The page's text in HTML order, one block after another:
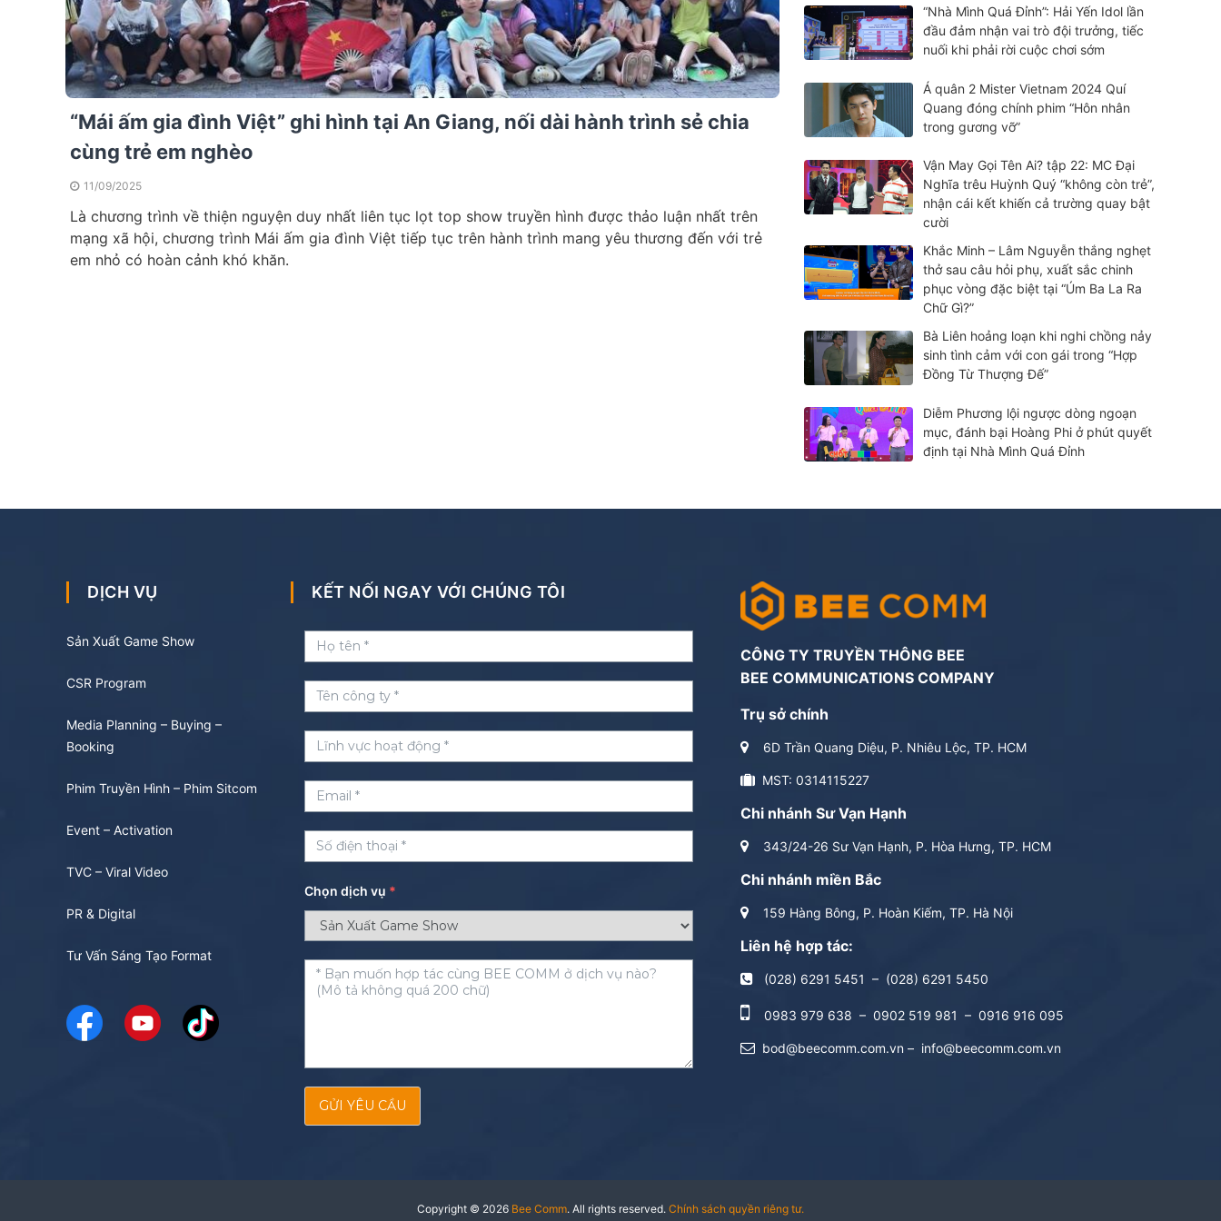
“Mái ấm gia đình Việt” ghi hình tại An Giang, nối dài hành trình sẻ chia
cùng trẻ em nghèo
11/09/2025
Là chương trình về thiện nguyện duy nhất liên tục lọt top show truyền hình được thảo luận nhất trên
mạng xã hội, chương trình Mái ấm gia đình Việt tiếp tục trên hành trình mang yêu thương đến với trẻ
em nhỏ có hoàn cảnh khó khăn.
“Nhà Mình Quá Đỉnh”: Hải Yến Idol lần
đầu đảm nhận vai trò đội trưởng, tiếc
nuối khi phải rời cuộc chơi sớm
Á quân 2 Mister Vietnam 2024 Quí
Quang đóng chính phim “Hôn nhân
trong gương vỡ”
Vận May Gọi Tên Ai? tập 22: MC Đại
Nghĩa trêu Huỳnh Quý “không còn trẻ”,
nhận cái kết khiến cả trường quay bật
cười
Khắc Minh – Lâm Nguyễn thắng nghẹt
thở sau câu hỏi phụ, xuất sắc chinh
phục vòng đặc biệt tại “Úm Ba La Ra
Chữ Gì?”
Bà Liên hoảng loạn khi nghi chồng nảy
sinh tình cảm với con gái trong “Hợp
Đồng Từ Thượng Đế”
Diễm Phương lội ngược dòng ngoạn
mục, đánh bại Hoàng Phi ở phút quyết
định tại Nhà Mình Quá Đỉnh
DỊCH VỤ
Sản Xuất Game Show
CSR Program
Media Planning – Buying –
Booking
Phim Truyền Hình – Phim Sitcom
Event – Activation
TVC – Viral Video
PR & Digital
Tư Vấn Sáng Tạo Format
KẾT NỐI NGAY VỚI CHÚNG TÔI
Chọn dịch vụ *
GỬI YÊU CẦU
CÔNG TY TRUYỀN THÔNG BEE
BEE COMMUNICATIONS COMPANY
Trụ sở chính
6D Trần Quang Diệu, P. Nhiêu Lộc, TP. HCM
MST: 0314115227
Chi nhánh Sư Vạn Hạnh
343/24-26 Sư Vạn Hạnh, P. Hòa Hưng, TP. HCM
Chi nhánh miền Bắc
159 Hàng Bông, P. Hoàn Kiếm, TP. Hà Nội
Liên hệ hợp tác:
(028) 6291 5451 – (028) 6291 5450
0983 979 638 – 0902 519 981 – 0916 916 095
bod@beecomm.com.vn– info@beecomm.com.vn
Copyright © 2026 Bee Comm. All rights reserved. Chính sách quyền riêng tư.